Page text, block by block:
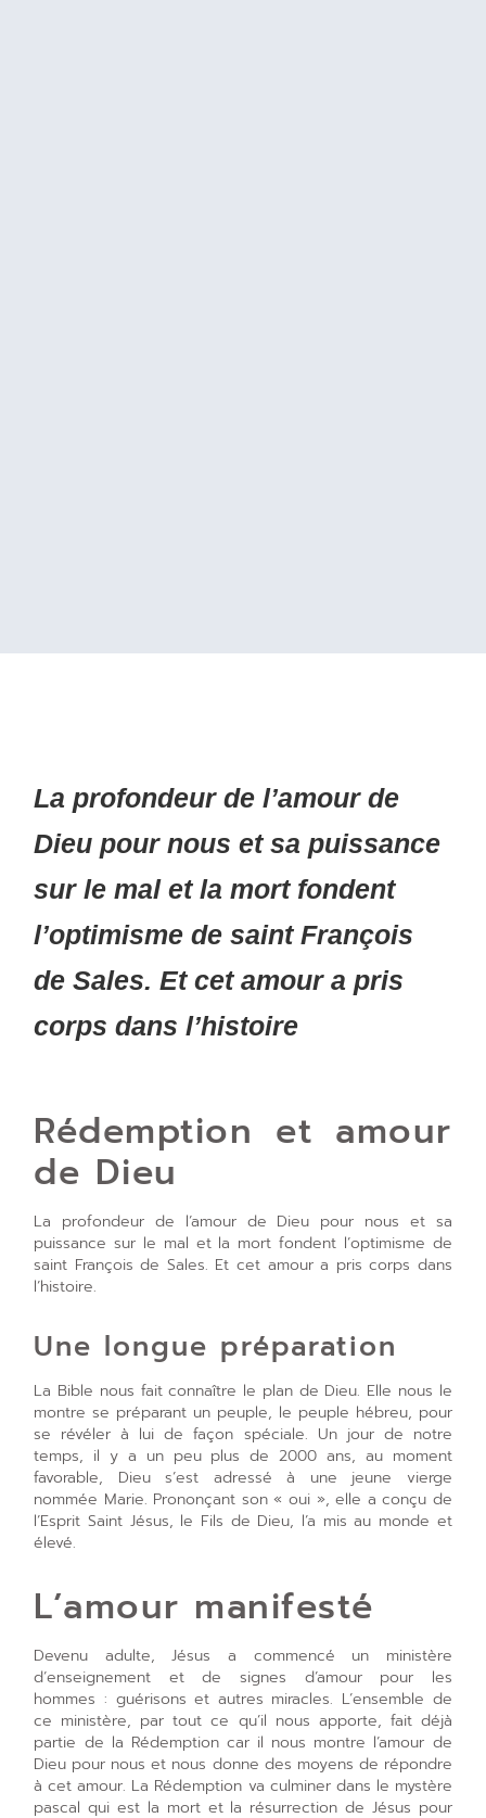
La profondeur de l’amour de
Dieu pour nous et sa puissance
sur le mal et la mort fondent
l’optimisme de saint François
de Sales. Et cet amour a pris
corps dans l’histoire
Rédemption et amour
de Dieu
La profondeur de l’amour de Dieu pour nous et sa
puissance sur le mal et la mort fondent l’optimisme de
saint François de Sales. Et cet amour a pris corps dans
l’histoire.
Une longue préparation
La Bible nous fait connaître le plan de Dieu. Elle nous le
montre se préparant un peuple, le peuple hébreu, pour
se révéler à lui de façon spéciale. Un jour de notre
temps, il y a un peu plus de 2000 ans, au moment
favorable, Dieu s’est adressé à une jeune vierge
nommée Marie. Prononçant son « oui », elle a conçu de
l’Esprit Saint Jésus, le Fils de Dieu, l’a mis au monde et
élevé.
L’amour manifesté
Devenu adulte, Jésus a commencé un ministère
d’enseignement et de signes d’amour pour les
hommes : guérisons et autres miracles. L’ensemble de
ce ministère, par tout ce qu’il nous apporte, fait déjà
partie de la Rédemption car il nous montre l’amour de
Dieu pour nous et nous donne des moyens de répondre
à cet amour. La Rédemption va culminer dans le mystère
pascal qui est la mort et la résurrection de Jésus pour